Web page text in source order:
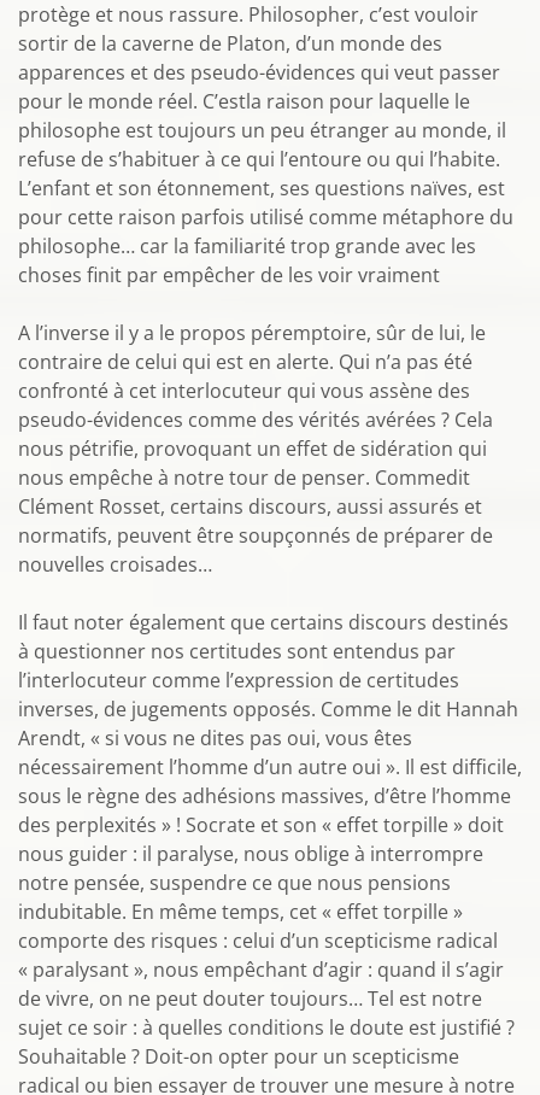
protège et nous rassure. Philosopher, c’est vouloir
sortir de la caverne de Platon, d’un monde des
apparences et des pseudo-évidences qui veut passer
pour le monde réel. C’estla raison pour laquelle le
philosophe est toujours un peu étranger au monde, il
refuse de s’habituer à ce qui l’entoure ou qui l’habite.
L’enfant et son étonnement, ses questions naïves, est
pour cette raison parfois utilisé comme métaphore du
philosophe… car la familiarité trop grande avec les
choses finit par empêcher de les voir vraiment
A l’inverse il y a le propos péremptoire, sûr de lui, le
contraire de celui qui est en alerte. Qui n’a pas été
confronté à cet interlocuteur qui vous assène des
pseudo-évidences comme des vérités avérées ? Cela
nous pétrifie, provoquant un effet de sidération qui
nous empêche à notre tour de penser. Commedit
Clément Rosset, certains discours, aussi assurés et
normatifs, peuvent être soupçonnés de préparer de
nouvelles croisades…
Il faut noter également que certains discours destinés
à questionner nos certitudes sont entendus par
l’interlocuteur comme l’expression de certitudes
inverses, de jugements opposés. Comme le dit Hannah
Arendt, « si vous ne dites pas oui, vous êtes
nécessairement l’homme d’un autre oui ». Il est difficile,
sous le règne des adhésions massives, d’être l’homme
des perplexités » ! Socrate et son « effet torpille » doit
nous guider : il paralyse, nous oblige à interrompre
notre pensée, suspendre ce que nous pensions
indubitable. En même temps, cet « effet torpille »
comporte des risques : celui d’un scepticisme radical
« paralysant », nous empêchant d’agir : quand il s’agir
de vivre, on ne peut douter toujours… Tel est notre
sujet ce soir : à quelles conditions le doute est justifié ?
Souhaitable ? Doit-on opter pour un scepticisme
radical ou bien essayer de trouver une mesure à notre